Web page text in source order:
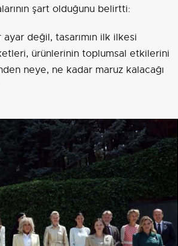
şart olduğunu belirtti:
değil, tasarımın ilk ilkesi
ürünlerinin toplumsal etkilerini
neye, ne kadar maruz kalacağı